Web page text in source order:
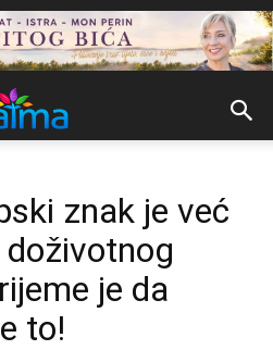
znak je već
je da
to!